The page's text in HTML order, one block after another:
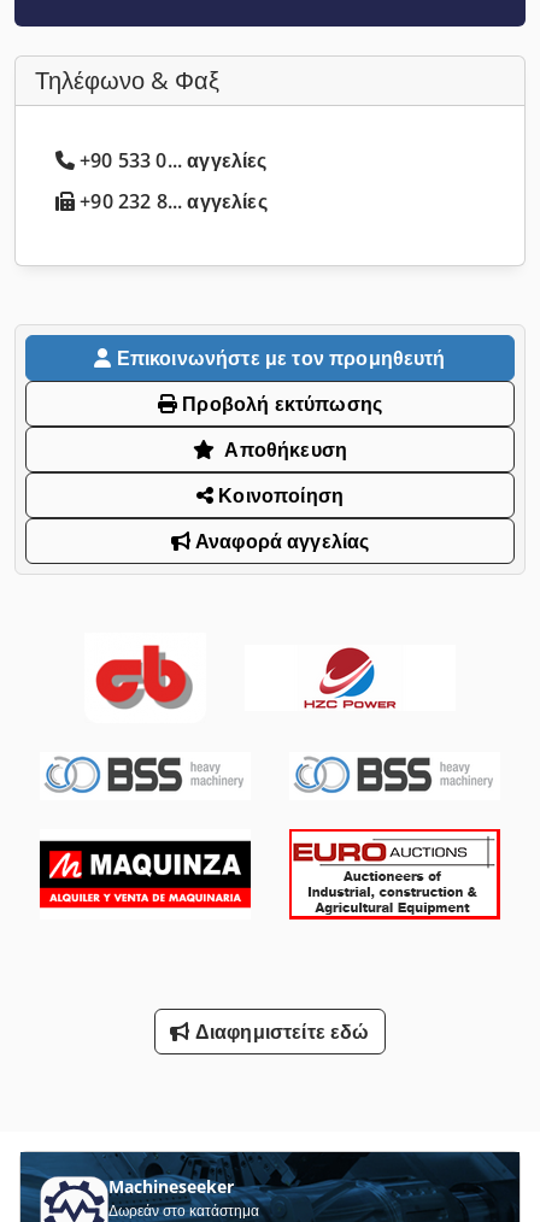
Τηλέφωνο & Φαξ
+90 533 0... αγγελίες
+90 232 8... αγγελίες
Επικοινωνήστε με τον προμηθευτή
Προβολή εκτύπωσης
Αποθήκευση
Κοινοποίηση
Αναφορά αγγελίας
Διαφημιστείτε εδώ
Machineseeker
Δωρεάν στο κατάστημα